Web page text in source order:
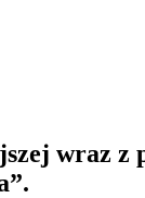
wraz z